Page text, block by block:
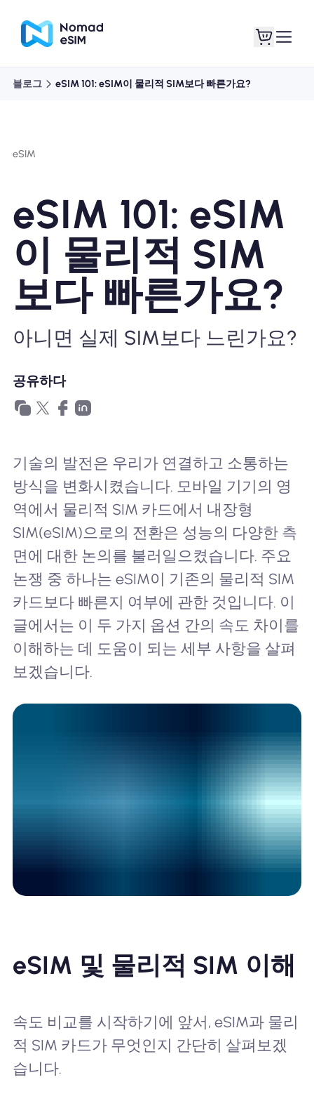
eSIM 정보
왜 Nomad eSIM?
eSIM 사용법
블로그 eSIM 101: eSIM이 물리적 SIM보다 빠른가요?
eSIM
eSIM 101: eSIM
이 물리적 SIM
보다 빠른가요?
아니면 실제 SIM보다 느린가요?
공유하다
기술의 발전은 우리가 연결하고 소통하는
방식을 변화시켰습니다. 모바일 기기의 영
역에서 물리적 SIM 카드에서 내장형
SIM(eSIM)으로의 전환은 성능의 다양한 측
면에 대한 논의를 불러일으켰습니다. 주요
논쟁 중 하나는 eSIM이 기존의 물리적 SIM
카드보다 빠른지 여부에 관한 것입니다. 이
글에서는 이 두 가지 옵션 간의 속도 차이를
이해하는 데 도움이 되는 세부 사항을 살펴
보겠습니다.
eSIM 및 물리적 SIM 이해
속도 비교를 시작하기에 앞서, eSIM과 물리
적 SIM 카드가 무엇인지 간단히 살펴보겠
습니다.